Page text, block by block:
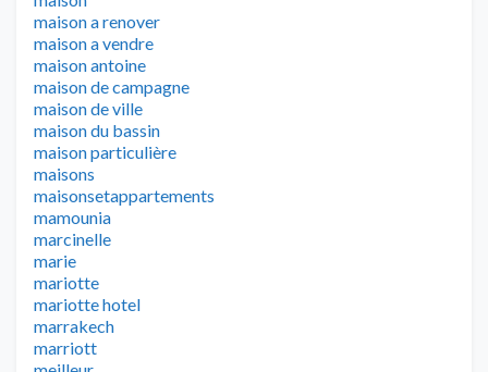
maison a renover
maison a vendre
maison antoine
maison de campagne
maison de ville
maison du bassin
maison particulière
maisons
maisonsetappartements
mamounia
marcinelle
marie
mariotte
mariotte hotel
marrakech
marriott